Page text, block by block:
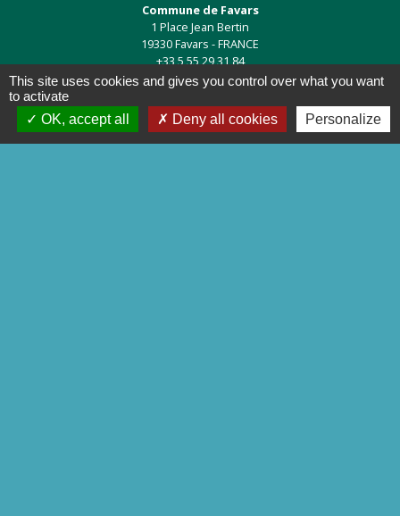
Commune de Favars
1 Place Jean Bertin
19330 Favars - FRANCE
+33 5 55 29 31 84
Contact par formulaire
This site uses cookies and gives you control over what you want
to activate
OK, accept all
Deny all cookies Personalize